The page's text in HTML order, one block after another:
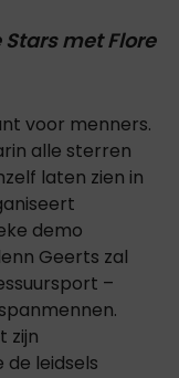
met Flore
voor menners.
alle sterren
laten zien in
demo
Geerts zal
–
zijn
leidsels